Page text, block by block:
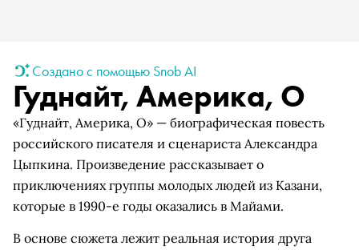
Создано с помощью Snob AI
Гуднайт, Америка, О
«Гуднайт, Америка, О» — биографическая повесть
российского писателя и сценариста Александра
Цыпкина. Произведение рассказывает о
приключениях группы молодых людей из Казани,
которые в 1990-е годы оказались в Майами.
В основе сюжета лежит реальная история друга